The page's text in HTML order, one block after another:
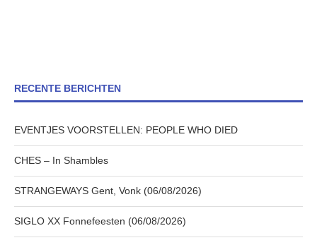
RECENTE BERICHTEN
EVENTJES VOORSTELLEN: PEOPLE WHO DIED
CHES – In Shambles
STRANGEWAYS Gent, Vonk (06/08/2026)
SIGLO XX Fonnefeesten (06/08/2026)